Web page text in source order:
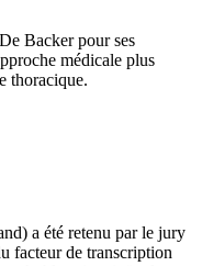
Backer pour ses
médicale plus
thoracique.
a été retenu par le jury
facteur de transcription